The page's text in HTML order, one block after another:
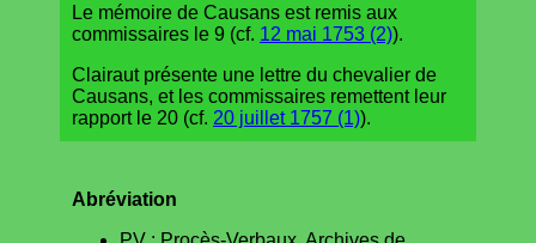
Le mémoire de Causans est remis aux
commissaires le 9 (cf. 12 mai 1753 (2)).
Clairaut présente une lettre du chevalier de
Causans, et les commissaires remettent leur
rapport le 20 (cf. 20 juillet 1757 (1)).
Abréviation